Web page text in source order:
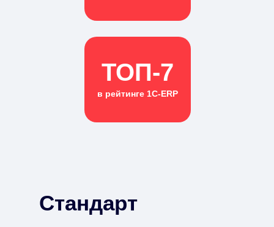
ТОП-7
в рейтинге 1С-ERP
Стандарт